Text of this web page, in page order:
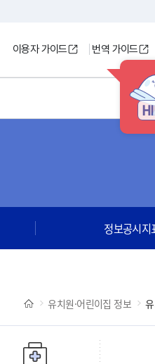
이용자 가이드 번역 가이드
정보공시지
유치원·어린이집 정보